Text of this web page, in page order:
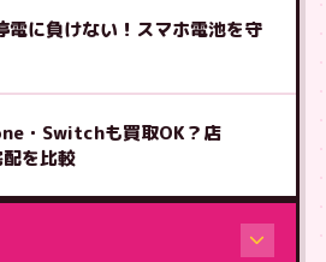
電に負けない！スマホ電池を守
・Switchも買取OK？店
を比較